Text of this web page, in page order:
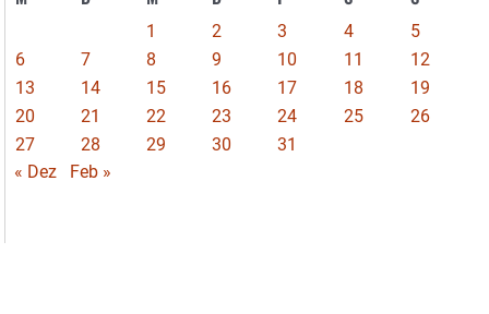
1 2 3 4
5
6
7 8 9 10 11
12
13
14 15 16 17 18
19
20
21 22 23 24 25
26
27
28 29 30
31
« Dez
Feb »